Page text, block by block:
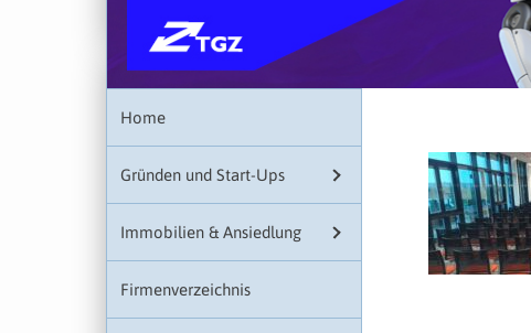
Home
Gründen und Start-Ups
Immobilien & Ansiedlung
Firmenverzeichnis